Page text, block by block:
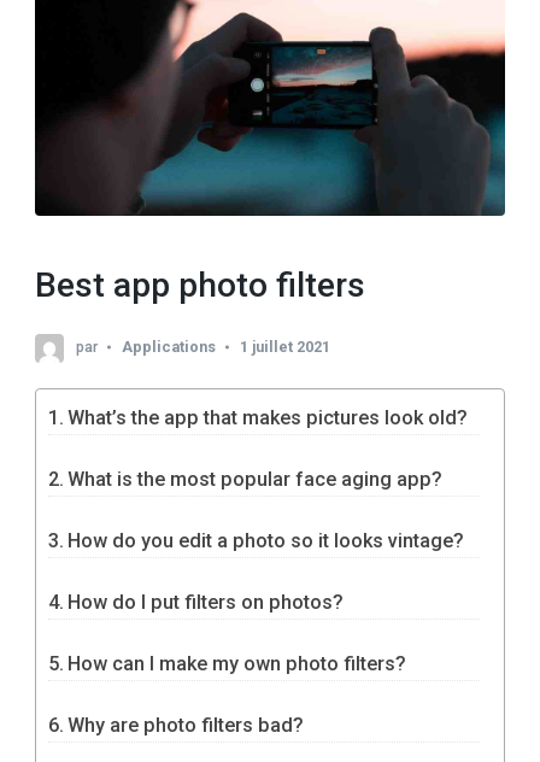
Best app photo filters
par Applications 1 juillet 2021
What’s the app that makes pictures look old?
What is the most popular face aging app?
How do you edit a photo so it looks vintage?
How do I put filters on photos?
How can I make my own photo filters?
Why are photo filters bad?